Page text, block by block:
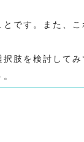
です。また、
肢を検討して